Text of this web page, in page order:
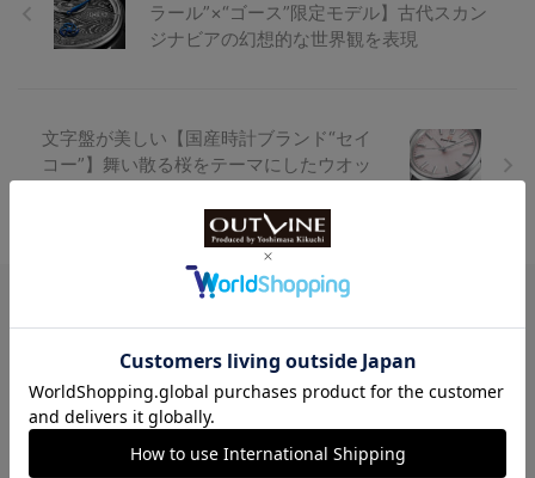
ラール”×“ゴース”限定モデル】古代スカン
ジナビアの幻想的な世界観を表現
文字盤が美しい【国産時計ブランド“セイ
コー”】舞い散る桜をテーマにしたウオッ
Watch LIFE NEWS
LowBEAT Marketplace
ONLINE SHOP
特許取得“耐衝撃”ウオッチなど